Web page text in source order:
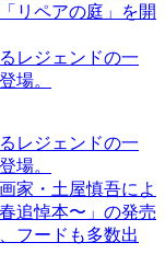
リペアの庭」を開
レジェンドの一
場。
レジェンドの一
場。
家・土屋慎吾によ
追悼本〜」の発売
フードも多数出